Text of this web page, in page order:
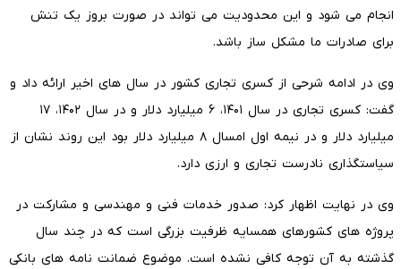
انجام می شود و این محدودیت می تواند در صورت بروز یک تنش
برای صادرات ما مشکل ساز باشد.
وی در ادامه شرحی از کسری تجاری کشور در سال های اخیر ارائه داد و
گفت: کسری تجاری در سال ۱۴۰۱، ۶ میلیارد دلار و در سال ۱۴۰۲، ۱۷
میلیارد دلار و در نیمه اول امسال ۸ میلیارد دلار بود این روند نشان از
سیاستگذاری نادرست تجاری و ارزی دارد.
وی در نهایت اظهار کرد: صدور خدمات فنی و مهندسی و مشارکت در
پروژه های کشورهای همسایه ظرفیت بزرگی است که در چند سال
گذشته به آن توجه کافی نشده است. موضوع ضمانت نامه های بانکی